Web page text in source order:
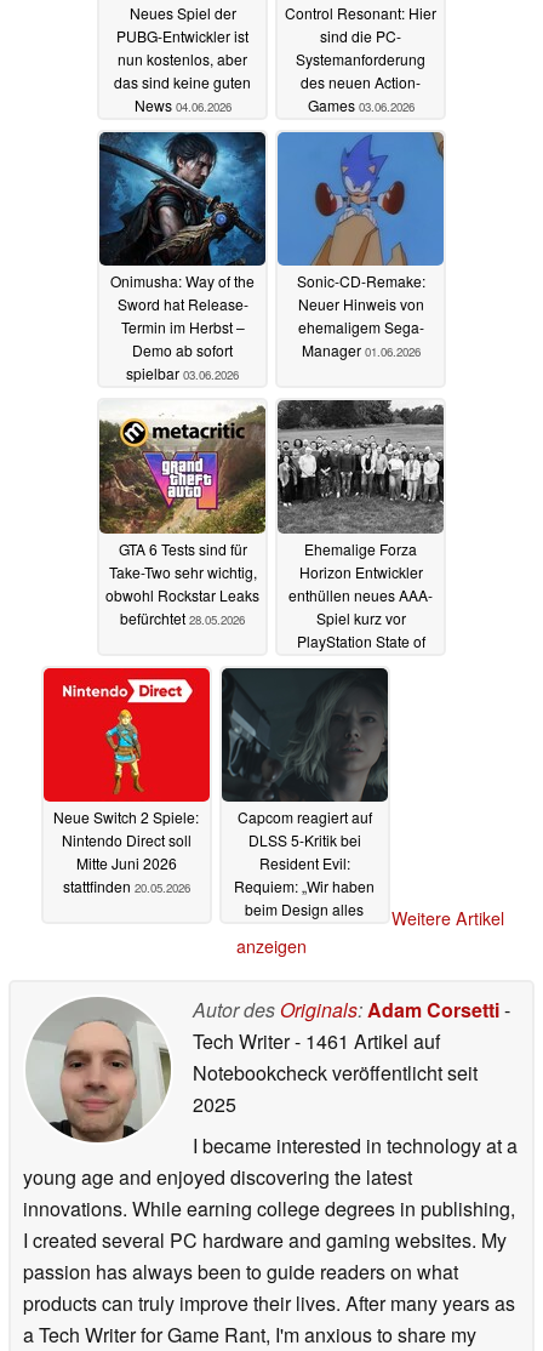
Neues Spiel der
PUBG-Entwickler ist
nun kostenlos, aber
das sind keine guten
News 04.06.2026
Control Resonant: Hier
sind die PC-
Systemanforderung
des neuen Action-
Games 03.06.2026
Onimusha: Way of the
Sword hat Release-
Termin im Herbst –
Demo ab sofort
spielbar 03.06.2026
Sonic-CD-Remake:
Neuer Hinweis von
ehemaligem Sega-
Manager 01.06.2026
GTA 6 Tests sind für
Take-Two sehr wichtig,
obwohl Rockstar Leaks
befürchtet 28.05.2026
Ehemalige Forza
Horizon Entwickler
enthüllen neues AAA-
Spiel kurz vor
PlayStation State of
Play27.05.2026
Neue Switch 2 Spiele:
Nintendo Direct soll
Mitte Juni 2026
stattfinden 20.05.2026
Capcom reagiert auf
DLSS 5-Kritik bei
Resident Evil:
Requiem: „Wir haben
beim Design alles
06.05.2026
Weitere Artikel
anzeigen
Autor des Originals:Adam Corsetti-
Tech Writer- 1461 Artikel auf
Notebookcheck veröffentlichtseit
2025
I became interested in technology at a
young age and enjoyed discovering the latest
innovations. While earning college degrees in publishing,
I created several PC hardware and gaming websites. My
passion has always been to guide readers on what
products can truly improve their lives. After many years as
a Tech Writer for Game Rant, I'm anxious to share my